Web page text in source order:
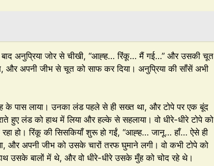
अनुप्रिया जोर से चीखी, “आह्ह… रिंकू… मैं गई…” और उसकी चूत
और अपनी जीभ से चूत को साफ कर दिया। अनुप्रिया की साँसें अभी
के पास लाया। उनका लंड पहले से ही सख्त था, और टोपे पर एक बूंद
हुए लंड को हाथ में लिया और हल्के से सहलाया। वो धीरे-धीरे टोपे को
हो। रिंकू की सिसकियाँ शुरू हो गईं, “आह्ह… जानू… हाँ… ऐसे ही
और अपनी जीभ को उसके चारों तरफ घुमाने लगी। वो कभी टोपे को
उसके बालों में थे, और वो धीरे-धीरे उसके मुँह को चोद रहे थे।